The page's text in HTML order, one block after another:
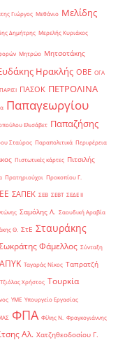
Γιώργος Μεθάνιο Μελίδης
Δημήτρης Μερελής Κυριάκος
Μητρώο Μητσοτάκης
Ηρακλής ΟΒΕ ΟΓΑ
ΠΑΡΙΣΙ ΠΑΣΟΚ ΠΕΤΡΟΛΙΝΑ
Παπαγεωργίου
Ελισάβετ Παπαζήσης
Σταύρος Παραπολιτικά Περιφέρεια
Πιστωτικές κάρτες Πιτσιλής
Πρατηριούχοι Προκοπίου Γ.
ΣΑΠΕΚ ΣΕΒ ΣΕΒΤ ΣΕΔΕ ΙΙ
Σαμόλης Λ. Σαουδική Αραβία
Θ. ΣτΕ Σταυράκης
Φάμελλος Σύνταξη
Ταγαράς Νίκος Ταπρατζή
Τζιόλας Χρήστος Τουρκία
ΥΜΕ Υπουργείο Εργασίας
ΦΠΑ Φίλης Ν. Φραγκογιάννης
Αλ. Χατζηθεοδοσίου Γ.